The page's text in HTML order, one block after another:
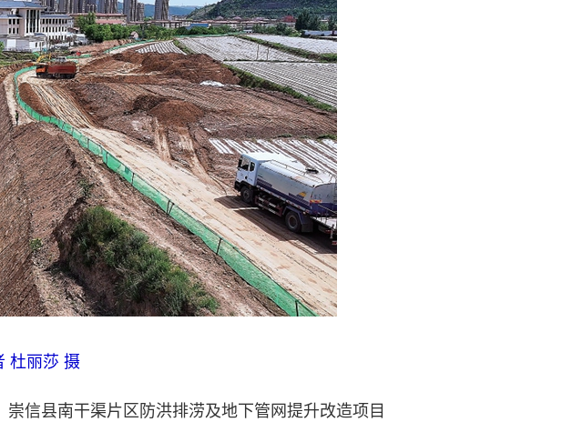
杜丽莎 摄
信县南干渠片区防洪排涝及地下管网提升改造项目